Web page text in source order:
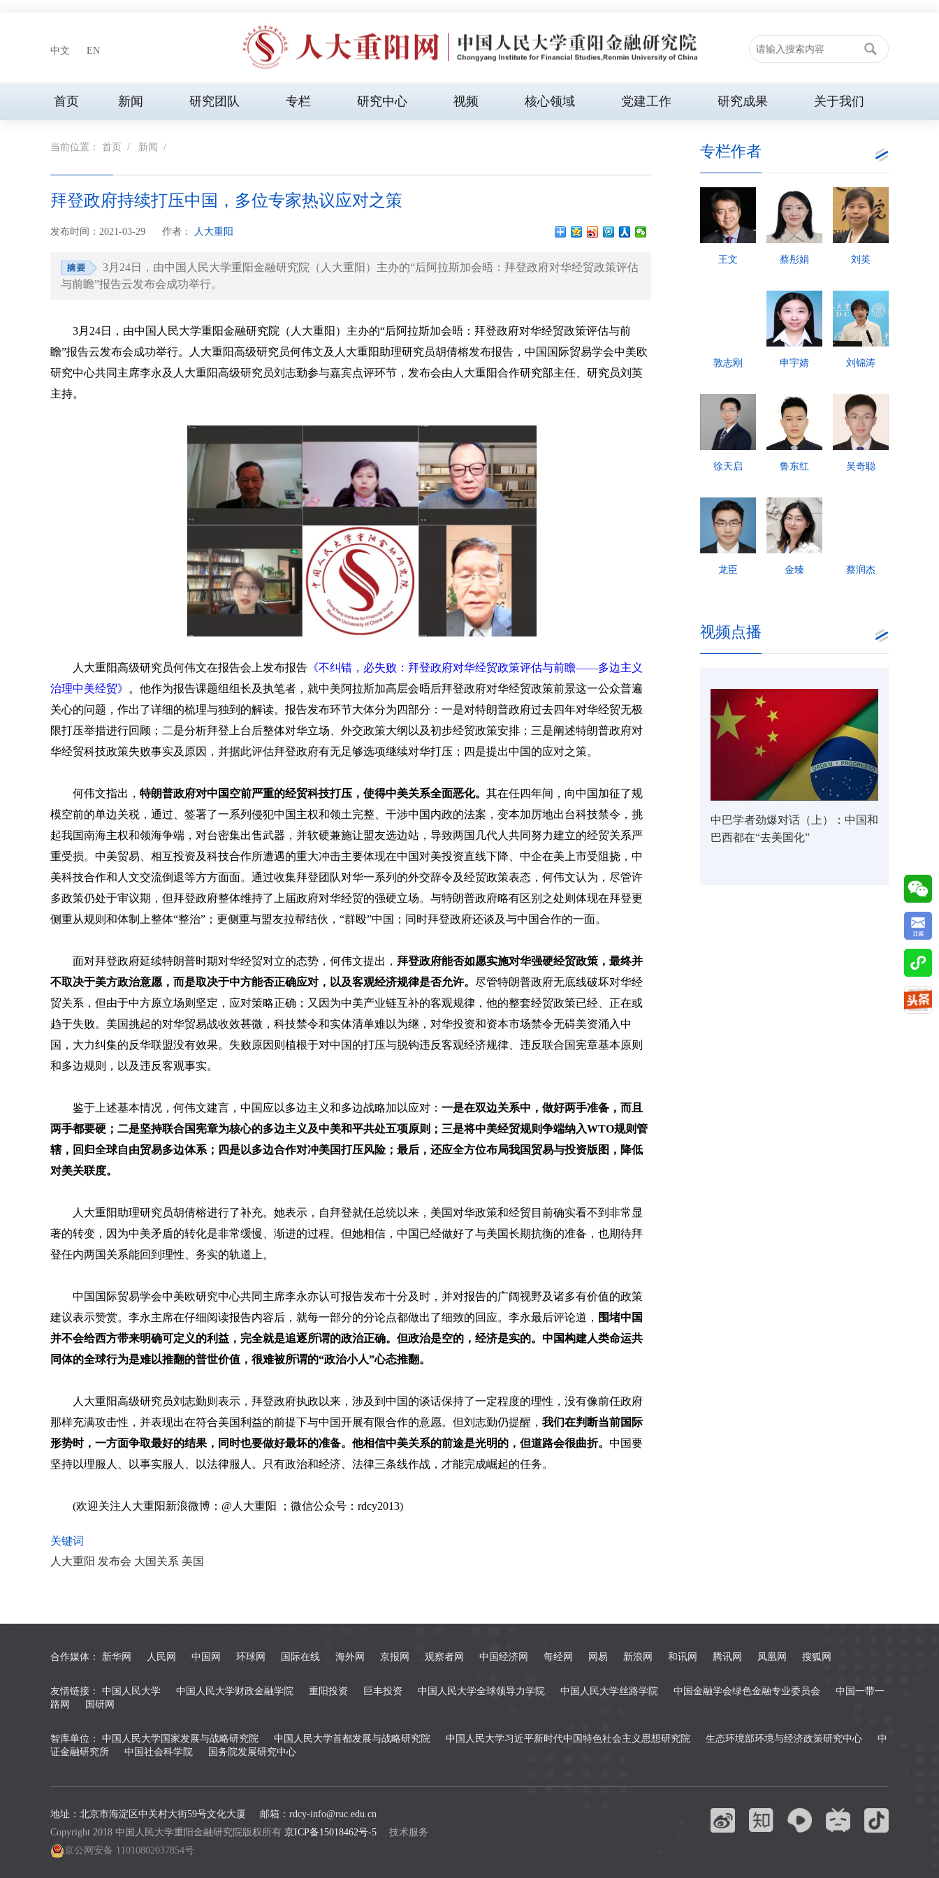
中文 EN
首页 新闻 研究团队 专栏 研究中心 视频 核心领域 党建工作 研究成果 关于我们
当前位置： 首页 / 新闻 /
拜登政府持续打压中国，多位专家热议应对之策
发布时间：2021-03-29 作者： 人大重阳
3月24日，由中国人民大学重阳金融研究院（人大重阳）主办的“后阿拉斯加会晤：拜登政府对华经贸政策评估
与前瞻”报告云发布会成功举行。
3月24日，由中国人民大学重阳金融研究院（人大重阳）主办的“后阿拉斯加会晤：拜登政府对华经贸政策评估与前
瞻”报告云发布会成功举行。人大重阳高级研究员何伟文及人大重阳助理研究员胡倩榕发布报告，中国国际贸易学会中美欧
研究中心共同主席李永及人大重阳高级研究员刘志勤参与嘉宾点评环节，发布会由人大重阳合作研究部主任、研究员刘英
主持。
人大重阳高级研究员何伟文在报告会上发布报告 《不纠错，必失败：拜登政府对华经贸政策评估与前瞻——多边主义
治理中美经贸》
。他作为报告课题组组长及执笔者，就中美阿拉斯加高层会晤后拜登政府对华经贸政策前景这一公众普遍
关心的问题，作出了详细的梳理与独到的解读。报告发布环节大体分为四部分：一是对特朗普政府过去四年对华经贸无极
限打压举措进行回顾；二是分析拜登上台后整体对华立场、外交政策大纲以及初步经贸政策安排；三是阐述特朗普政府对
华经贸科技政策失败事实及原因，并据此评估拜登政府有无足够选项继续对华打压；四是提出中国的应对之策。
何伟文指出， 特朗普政府对中国空前严重的经贸科技打压，使得中美关系全面恶化。 其在任四年间，向中国加征了规
模空前的单边关税，通过、签署了一系列侵犯中国主权和领土完整、干涉中国内政的法案，变本加厉地出台科技禁令，挑
起我国南海主权和领海争端，对台密集出售武器，并软硬兼施让盟友选边站，导致两国几代人共同努力建立的经贸关系严
重受损。中美贸易、相互投资及科技合作所遭遇的重大冲击主要体现在中国对美投资直线下降、中企在美上市受阻挠，中
美科技合作和人文交流倒退等方方面面。通过收集拜登团队对华一系列的外交辞令及经贸政策表态，何伟文认为，尽管许
多政策仍处于审议期，但拜登政府整体维持了上届政府对华经贸的强硬立场。与特朗普政府略有区别之处则体现在拜登更
侧重从规则和体制上整体“整治”；更侧重与盟友拉帮结伙，“群殴”中国；同时拜登政府还谈及与中国合作的一面。
面对拜登政府延续特朗普时期对华经贸对立的态势，何伟文提出， 拜登政府能否如愿实施对华强硬经贸政策，最终并
不取决于美方政治意愿，而是取决于中方能否正确应对，以及客观经济规律是否允许。 尽管特朗普政府无底线破坏对华经
贸关系，但由于中方原立场则坚定，应对策略正确；又因为中美产业链互补的客观规律，他的整套经贸政策已经、正在或
趋于失败。美国挑起的对华贸易战收效甚微，科技禁令和实体清单难以为继，对华投资和资本市场禁令无碍美资涌入中
国，大力纠集的反华联盟没有效果。失败原因则植根于对中国的打压与脱钩违反客观经济规律、违反联合国宪章基本原则
和多边规则，以及违反客观事实。
鉴于上述基本情况，何伟文建言，中国应以多边主义和多边战略加以应对： 一是在双边关系中，做好两手准备，而且
两手都要硬；二是坚持联合国宪章为核心的多边主义及中美和平共处五项原则；三是将中美经贸规则争端纳入WTO规则管
辖，回归全球自由贸易多边体系；四是以多边合作对冲美国打压风险；最后，还应全方位布局我国贸易与投资版图，降低
对美关联度。
人大重阳助理研究员胡倩榕进行了补充。她表示，自拜登就任总统以来，美国对华政策和经贸目前确实看不到非常显
著的转变，因为中美矛盾的转化是非常缓慢、渐进的过程。但她相信，中国已经做好了与美国长期抗衡的准备，也期待拜
登任内两国关系能回到理性、务实的轨道上。
中国国际贸易学会中美欧研究中心共同主席李永亦认可报告发布十分及时，并对报告的广阔视野及诸多有价值的政策
建议表示赞赏。李永主席在仔细阅读报告内容后，就每一部分的分论点都做出了细致的回应。李永最后评论道， 围堵中国
并不会给西方带来明确可定义的利益，完全就是追逐所谓的政治正确。但政治是空的，经济是实的。中国构建人类命运共
同体的全球行为是难以推翻的普世价值，很难被所谓的“政治小人”心态推翻。
人大重阳高级研究员刘志勤则表示，拜登政府执政以来，涉及到中国的谈话保持了一定程度的理性，没有像前任政府
那样充满攻击性，并表现出在符合美国利益的前提下与中国开展有限合作的意愿。但刘志勤仍提醒， 我们在判断当前国际
形势时，一方面争取最好的结果，同时也要做好最坏的准备。他相信中美关系的前途是光明的，但道路会很曲折。 中国要
坚持以理服人、以事实服人、以法律服人。只有政治和经济、法律三条线作战，才能完成崛起的任务。
(欢迎关注人大重阳新浪微博：@人大重阳 ；微信公众号：rdcy2013)
关键词
人大重阳 发布会 大国关系 美国
专栏作者
王文 蔡彤娟 刘英
敦志刚 申宇婧 刘锦涛
徐天启 鲁东红 吴奇聪
龙臣 金臻 蔡润杰
视频点播
中巴学者劲爆对话（上）：中国和
巴西都在“去美国化”
合作媒体： 新华网 人民网 中国网 环球网 国际在线 海外网 京报网 观察者网 中国经济网 每经网 网易 新浪网 和讯网 腾讯网 凤凰网 搜狐网
友情链接： 中国人民大学 中国人民大学财政金融学院 重阳投资 巨丰投资 中国人民大学全球领导力学院 中国人民大学丝路学院 中国金融学会绿色金融专业委员会
中国一带一
路网
国研网
智库单位： 中国人民大学国家发展与战略研究院 中国人民大学首都发展与战略研究院 中国人民大学习近平新时代中国特色社会主义思想研究院 生态环境部环境与经济政策研究中心
中
证金融研究所
中国社会科学院 国务院发展研究中心
地址：北京市海淀区中关村大街59号文化大厦
邮箱：rdcy-info@ruc.edu.cn
Copyright 2018 中国人民大学重阳金融研究院版权所有 京ICP备15018462号-5
技术服务
京公网安备 11010802037854号